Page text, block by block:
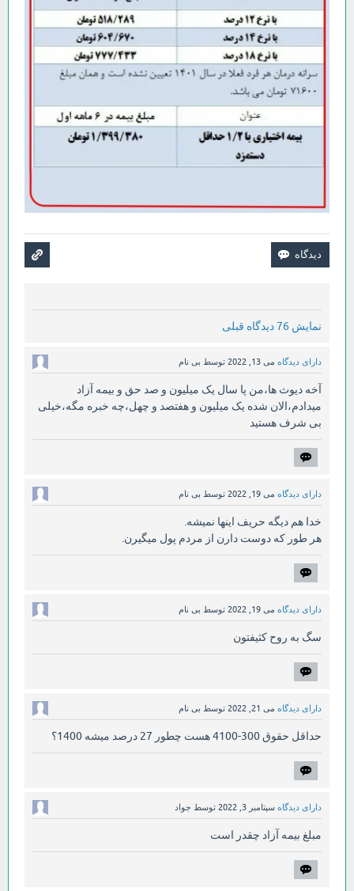
نمایش 76 دیدگاه قبلی
دارای دیدگاه می 13, 2022 توسط بی نام
آخه دیوث ها،من پا سال یک میلیون و صد حق و بیمه آزاد
میدادم،الان شده یک میلیون و هفتصد و چهل،چه خبره مگه،خیلی
بی شرف هستید
دارای دیدگاه می 19, 2022 توسط بی نام
خدا هم دیگه حریف اینها نمیشه.
هر طور که دوست دارن از مردم پول میگیرن.
دارای دیدگاه می 19, 2022 توسط بی نام
سگ به روح کثیفتون
دارای دیدگاه می 21, 2022 توسط بی نام
حداقل حقوق 300-4100 هست چطور 27 درصد میشه 1400؟
دارای دیدگاه سپتامبر 3, 2022 توسط جواد
مبلغ بیمه آزاد چقدر است